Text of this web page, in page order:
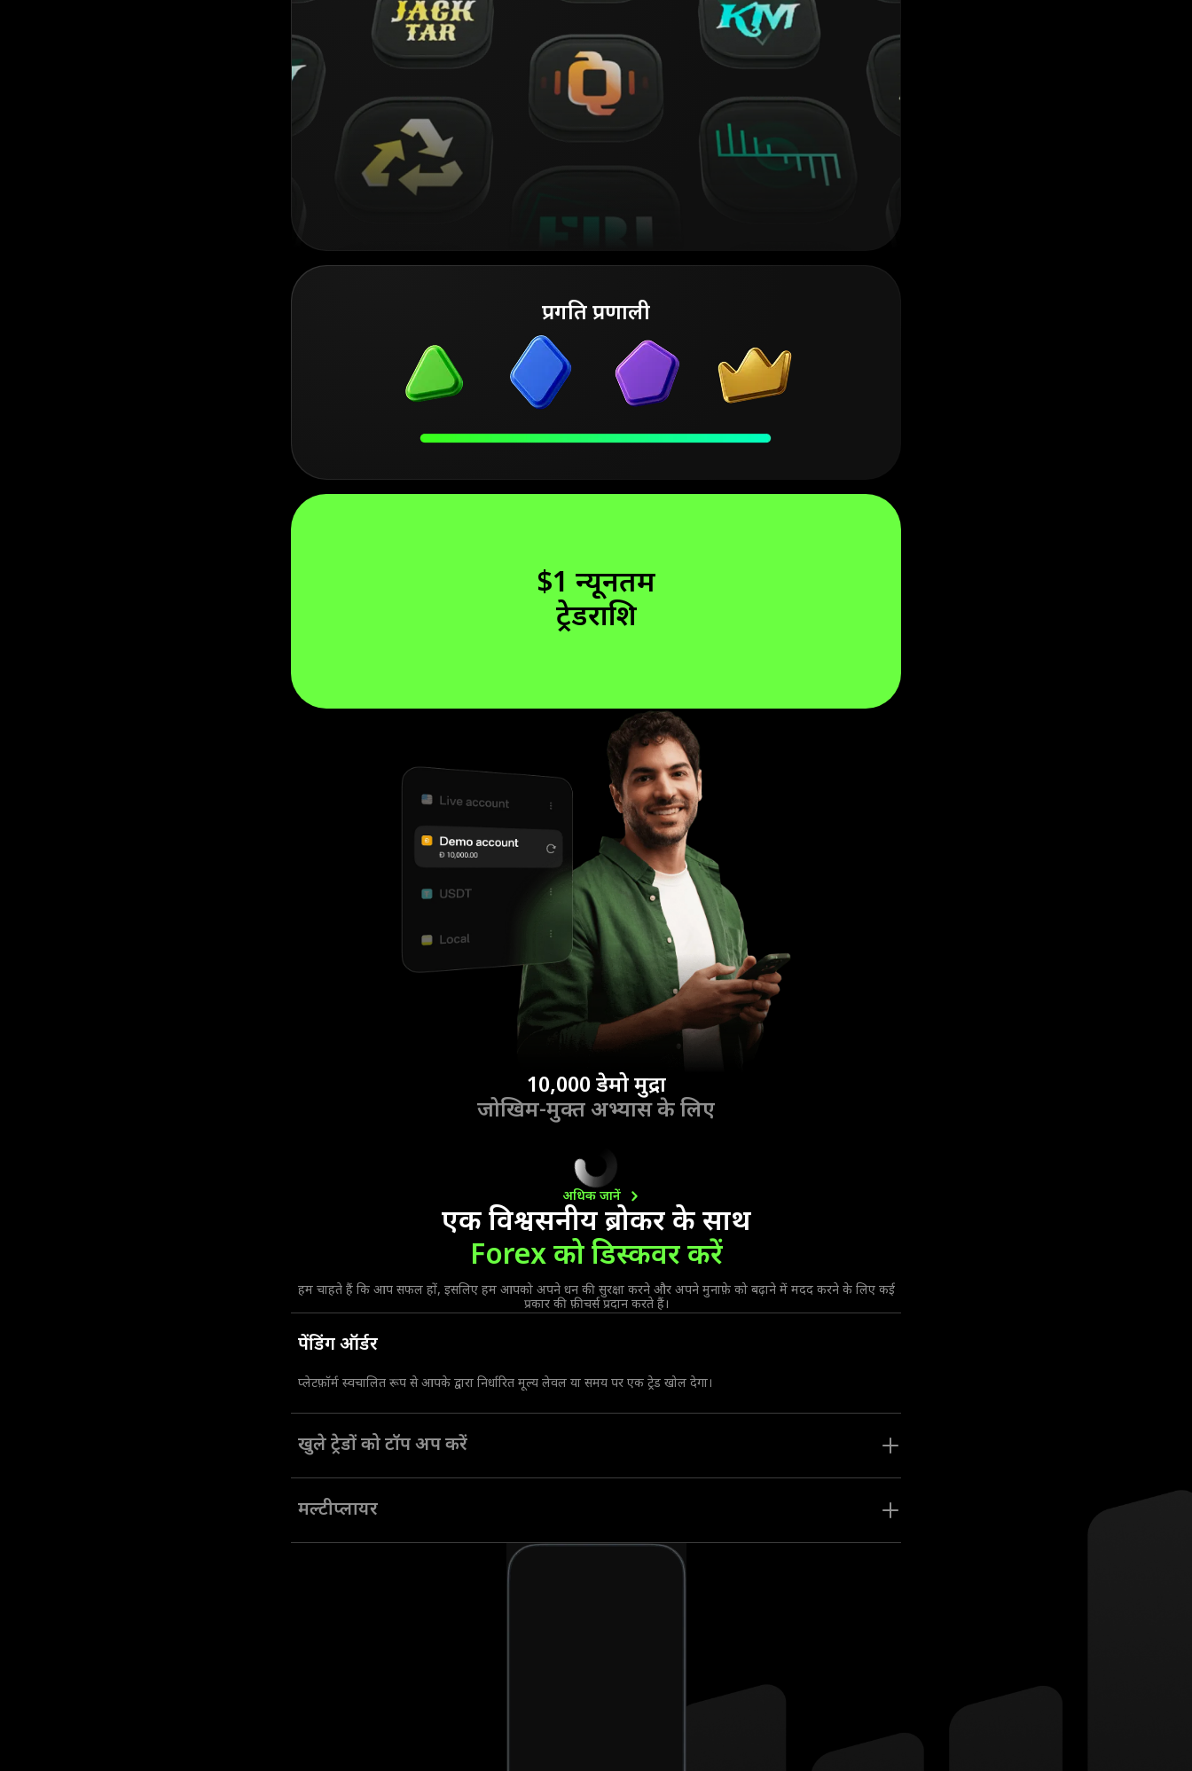
प्रगति प्रणाली
$1 न्यूनतम
ट्रेडराशि
10,000 डेमो मुद्रा
जोखिम-मुक्त अभ्यास के लिए
अधिक जानें
एक विश्वसनीय ब्रोकर के साथ
Forex को डिस्कवर करें
हम चाहते हैं कि आप सफल हों, इसलिए हम आपको अपने धन की सुरक्षा करने और अपने मुनाफ़े को बढ़ाने में मदद करने के लिए कई
प्रकार की फ़ीचर्स प्रदान करते हैं।
पेंडिंग ऑर्डर
प्लेटफ़ॉर्म स्वचालित रूप से आपके द्वारा निर्धारित मूल्य लेवल या समय पर एक ट्रेड खोल देगा।
खुले ट्रेडों को टॉप अप करें
अपने खुले हुए ट्रेड में उतार-चढ़ाव के लचीलेपन को बढ़ाने के लिए उसमें और पैसे जोड़ें।
मल्टीप्लायर
उच्च ट्रेड मूल्यों तक पहुँच पाने के लिए हमारी पूंजी का इस्तेमाल करें।